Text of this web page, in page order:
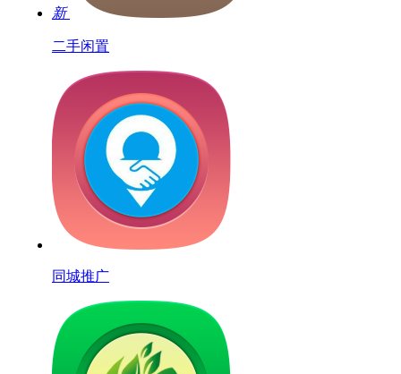
新
二手闲置
同城推广